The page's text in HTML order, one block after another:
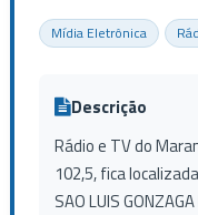
Mídia Eletrônica
Descrição
Rádio e TV do
102,5, fica
SAO LUIS